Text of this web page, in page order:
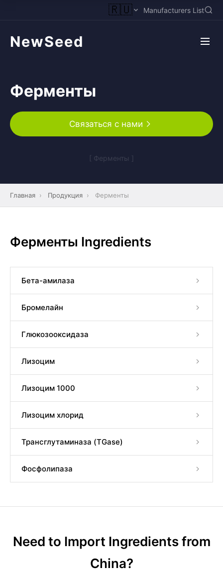
🇷🇺 Manufacturers List
NewSeed
Ферменты
Связаться с нами
[ Ферменты ]
Главная › Продукция › Ферменты
Ферменты Ingredients
Бета-амилаза
Бромелайн
Глюкозооксидаза
Лизоцим
Лизоцим 1000
Лизоцим хлорид
Трансглутаминаза (TGase)
Фосфолипаза
Need to Import Ingredients from
China?